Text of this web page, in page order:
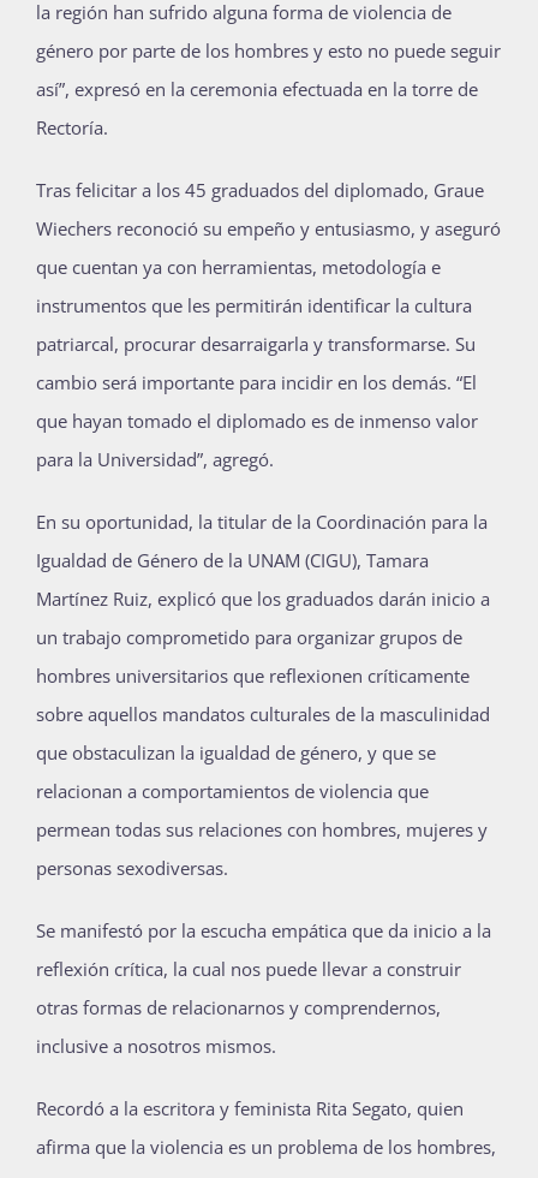
la región han sufrido alguna forma de violencia de
género por parte de los hombres y esto no puede seguir
así”, expresó en la ceremonia efectuada en la torre de
Rectoría.
Tras felicitar a los 45 graduados del diplomado, Graue
Wiechers reconoció su empeño y entusiasmo, y aseguró
que cuentan ya con herramientas, metodología e
instrumentos que les permitirán identificar la cultura
patriarcal, procurar desarraigarla y transformarse. Su
cambio será importante para incidir en los demás. “El
que hayan tomado el diplomado es de inmenso valor
para la Universidad”, agregó.
En su oportunidad, la titular de la Coordinación para la
Igualdad de Género de la UNAM (CIGU), Tamara
Martínez Ruiz, explicó que los graduados darán inicio a
un trabajo comprometido para organizar grupos de
hombres universitarios que reflexionen críticamente
sobre aquellos mandatos culturales de la masculinidad
que obstaculizan la igualdad de género, y que se
relacionan a comportamientos de violencia que
permean todas sus relaciones con hombres, mujeres y
personas sexodiversas.
Se manifestó por la escucha empática que da inicio a la
reflexión crítica, la cual nos puede llevar a construir
otras formas de relacionarnos y comprendernos,
inclusive a nosotros mismos.
Recordó a la escritora y feminista Rita Segato, quien
afirma que la violencia es un problema de los hombres,